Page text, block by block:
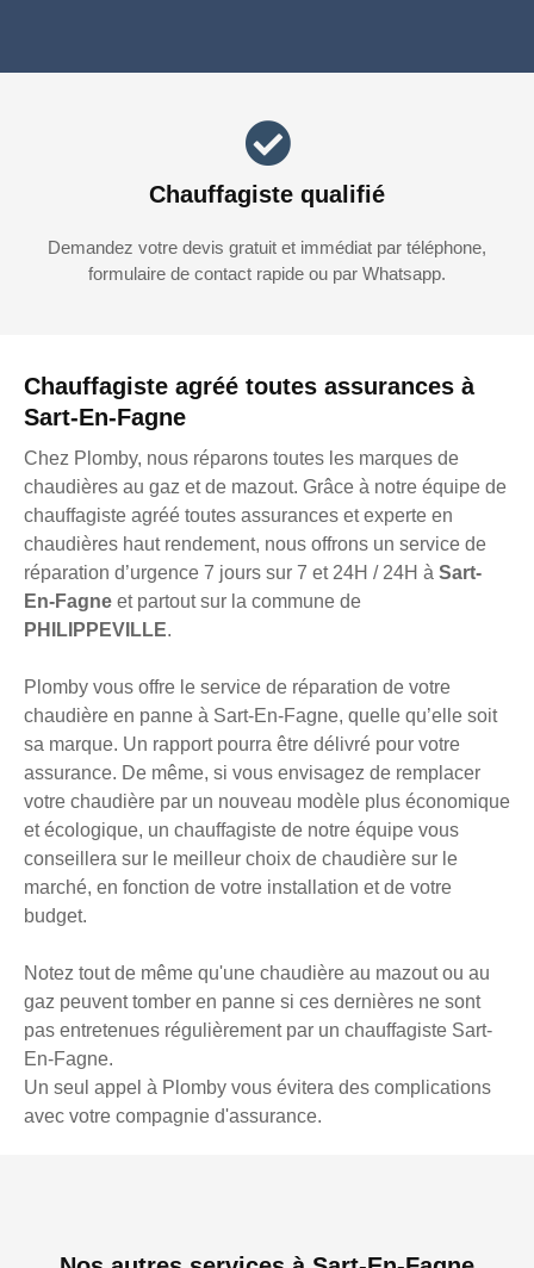
Chauffagiste agréé toutes assurances à
Sart-En-Fagne
Chez Plomby, nous réparons toutes les marques de
chaudières au gaz et de mazout. Grâce à notre équipe de
chauffagiste agréé toutes assurances et experte en
chaudières haut rendement, nous offrons un service de
réparation d’urgence 7 jours sur 7 et 24H / 24H à Sart-
En-Fagne et partout sur la commune de
PHILIPPEVILLE.
Plomby vous offre le service de réparation de votre
chaudière en panne à Sart-En-Fagne, quelle qu’elle soit
sa marque. Un rapport pourra être délivré pour votre
assurance. De même, si vous envisagez de remplacer
votre chaudière par un nouveau modèle plus économique
et écologique, un chauffagiste de notre équipe vous
conseillera sur le meilleur choix de chaudière sur le
marché, en fonction de votre installation et de votre
budget.
Notez tout de même qu'une chaudière au mazout ou au
gaz peuvent tomber en panne si ces dernières ne sont
pas entretenues régulièrement par un chauffagiste Sart-
En-Fagne.
Un seul appel à Plomby vous évitera des complications
avec votre compagnie d'assurance.
Chauffagiste qualifié
Demandez votre devis gratuit et immédiat par téléphone,
formulaire de contact rapide ou par Whatsapp.